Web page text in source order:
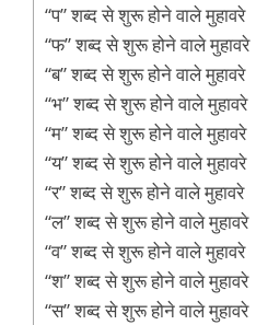
“प” शब्द से शुरू होने वाले मुहावरे
“फ” शब्द से शुरू होने वाले मुहावरे
“ब” शब्द से शुरू होने वाले मुहावरे
“भ” शब्द से शुरू होने वाले मुहावरे
“म” शब्द से शुरू होने वाले मुहावरे
“य” शब्द से शुरू होने वाले मुहावरे
“र” शब्द से शुरू होने वाले मुहावरे
“ल” शब्द से शुरू होने वाले मुहावरे
“व” शब्द से शुरू होने वाले मुहावरे
“श” शब्द से शुरू होने वाले मुहावरे
“स” शब्द से शुरू होने वाले मुहावरे